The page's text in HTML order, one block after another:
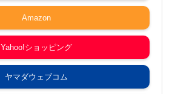
Amazon
Yahoo!ショッピング
ヤマダウェブコム